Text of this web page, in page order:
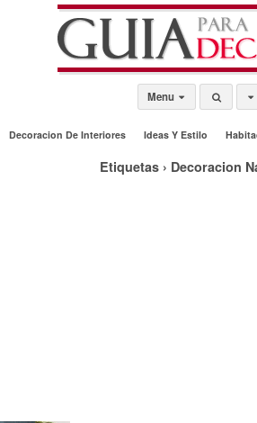
Menu
Decoracion De Interiores Ideas Y Estilo
Etiquetas › Decoracion